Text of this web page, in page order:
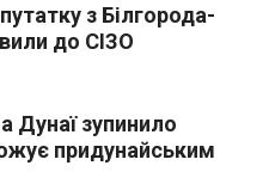
з Білгорода-
до СІЗО
Дунаї зупинило
придунайським